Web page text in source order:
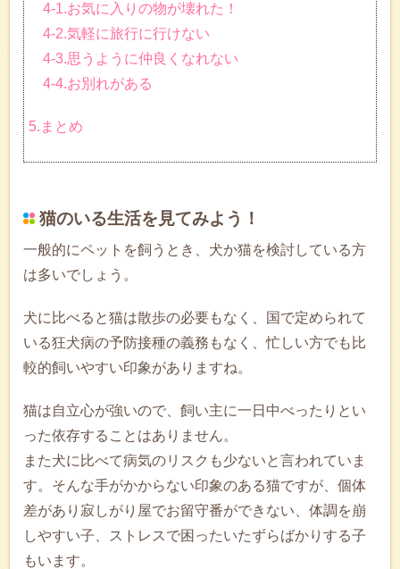
4-1.お気に入りの物が壊れた！
4-2.気軽に旅行に行けない
4-3.思うように仲良くなれない
4-4.お別れがある
5.まとめ
猫のいる生活を見てみよう！
一般的にペットを飼うとき、犬か猫を検討している方
は多いでしょう。
犬に比べると猫は散歩の必要もなく、国で定められて
いる狂犬病の予防接種の義務もなく、忙しい方でも比
較的飼いやすい印象がありますね。
猫は自立心が強いので、飼い主に一日中べったりとい
った依存することはありません。
また犬に比べて病気のリスクも少ないと言われていま
す。そんな手がかからない印象のある猫ですが、個体
差があり寂しがり屋でお留守番ができない、体調を崩
しやすい子、ストレスで困ったいたずらばかりする子
もいます。